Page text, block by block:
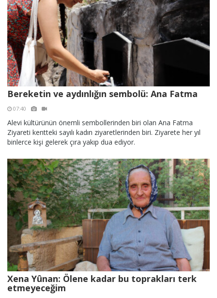
Bereketin ve aydınlığın sembolü: Ana Fatma
07:40
Alevi kültürünün önemli sembollerinden biri olan Ana Fatma
Ziyareti kentteki sayılı kadın ziyaretlerinden biri. Ziyarete her yıl
binlerce kişi gelerek çıra yakıp dua ediyor.
Xena Yûnan: Ölene kadar bu toprakları terk
etmeyeceğim